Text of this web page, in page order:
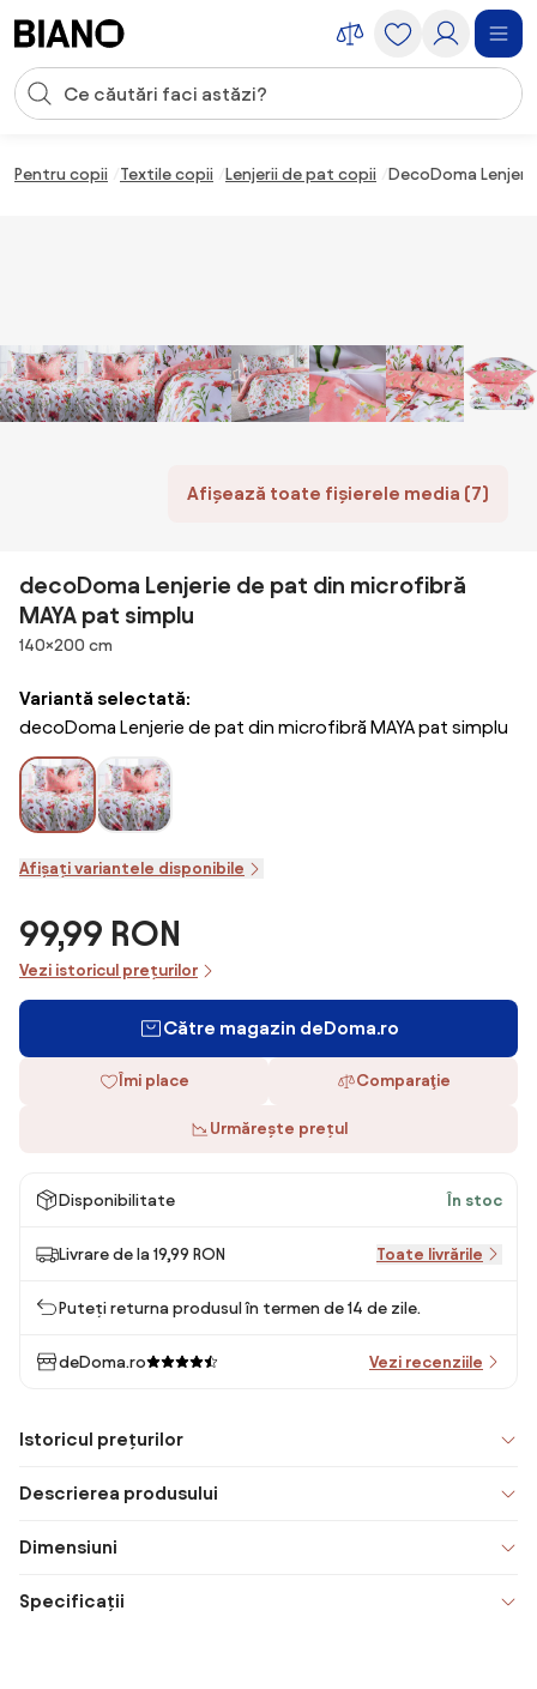
Introducerea căutării
Pentru copii Textile copii Lenjerii de pat copii DecoDoma
Afișează toate fișierele media (7)
decoDoma Lenjerie de pat din microfibră
MAYA pat simplu
Dimensiuni
140×200 cm
Variantă selectată:
decoDoma Lenjerie de pat din microfibră MAYA pat simplu
Afișați variantele disponibile
99,99 RON
Vezi istoricul prețurilor
Către magazin deDoma.ro
Îmi place Comparaţie
Urmărește prețul
Disponibilitate În stoc
Livrare de la 19,99 RON Toate livrările
Puteți returna produsul în termen de 14 de zile.
deDoma.ro Vezi recenziile
Istoricul prețurilor
Descrierea produsului
Dimensiuni
Specificații